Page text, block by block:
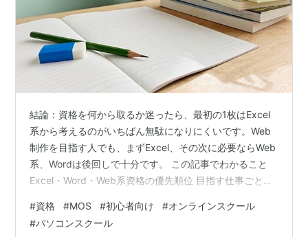
結論：資格を何から取るか迷ったら、最初の1枚はExcel
系から考えるのがいちばん無駄になりにくいです。Web
制作を目指す人でも、まずExcel、その次に必要ならWeb
系、Wordは後回しで十分です。 この記事でわかること
Excel・Word・Web系資格の優先順位 目指す仕事ごとの
論｜最初の1枚はExcelがいちばん無駄になりにくいです
資格を取る時にやりがちなのが、「何となく有名そうな
#資格 #MOS #初心者向け #オンラインスクール
#パソコンスクール